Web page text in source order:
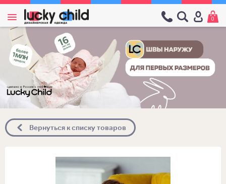
0
Вернуться к списку товаров